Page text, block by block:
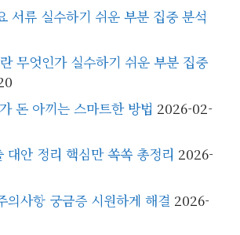
서류 실수하기 쉬운 부분 집중 분석
무엇인가 실수하기 쉬운 부분 집중
돈 아끼는 스마트한 방법 2026-02-
대안 정리 핵심만 쏙쏙 총정리 2026-
의사항 궁금증 시원하게 해결 2026-